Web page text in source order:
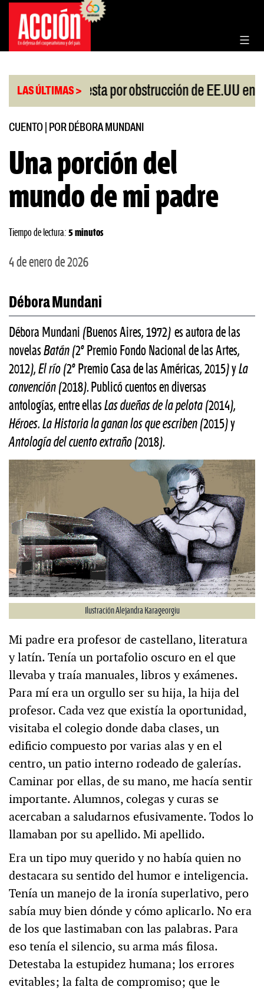
Saltar
contenido
LAS ÚLTIMAS >
protesta por obstrucción de EE.UU en
CUENTO POR DÉBORA MUNDANI
Una porción del
mundo de mi padre
Tiempo de lectura: 5 minutos
4 de enero de 2026
Débora Mundani
Débora Mundani (Buenos Aires, 1972) es autora de las
novelasBatán(2º Premio Fondo Nacional de las Artes,
2012),El río(2º Premio Casa de las Américas, 2015) yLa
convención(2018). Publicó cuentos en diversas
antologías, entre ellasLas dueñas de la pelota(2014),
Héroes. La Historia la ganan los que escriben(2015) y
Antología del cuento extraño(2018).
Ilustración Alejandra Karageorgiu
Mi padre era profesor de castellano, literatura
y latín. Tenía un portafolio oscuro en el que
llevaba y traía manuales, libros y exámenes.
Para mí era un orgullo ser su hija, la hija del
profesor. Cada vez que existía la oportunidad,
visitaba el colegio donde daba clases, un
edificio compuesto por varias alas y en el
centro, un patio interno rodeado de galerías.
Caminar por ellas, de su mano, me hacía sentir
importante. Alumnos, colegas y curas se
acercaban a saludarnos efusivamente. Todos lo
llamaban por su apellido. Mi apellido.
Era un tipo muy querido y no había quien no
destacara su sentido del humor e inteligencia.
Tenía un manejo de la ironía superlativo, pero
sabía muy bien dónde y cómo aplicarlo. No era
de los que lastimaban con las palabras. Para
eso tenía el silencio, su arma más filosa.
Detestaba la estupidez humana; los errores
evitables; la falta de compromiso; que le